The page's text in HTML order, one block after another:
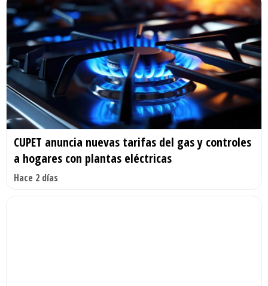
CUPET anuncia nuevas tarifas del gas y controles
a hogares con plantas eléctricas
Hace 2 días